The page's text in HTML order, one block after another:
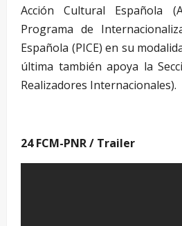
Acción Cultural Española
Programa de
Española (PICE) en su
última también apoya la
Realizadores Internacionales).
24 FCM-PNR / Trailer